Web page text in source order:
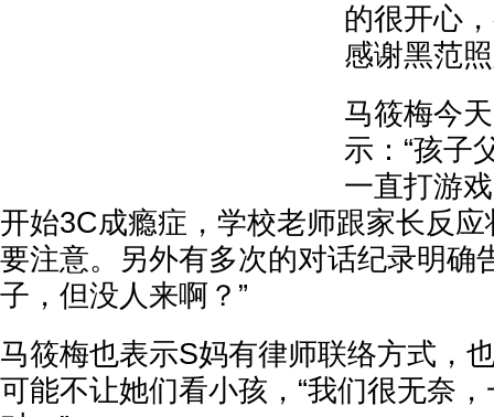
的很开心
感谢黑范
马筱梅今
示：“孩子
一直打游
开始3C成瘾症，学校老师跟家长反
要注意。另外有多次的对话纪录明确
子，但没人来啊？”
马筱梅也表示S妈有律师联络方式，
可能不让她们看小孩，“我们很无奈